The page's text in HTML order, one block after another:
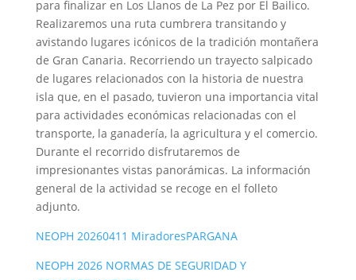
para finalizar en Los Llanos de La Pez por El Bailico.
Realizaremos una ruta cumbrera transitando y
avistando lugares icónicos de la tradición montañera
de Gran Canaria. Recorriendo un trayecto salpicado
de lugares relacionados con la historia de nuestra
isla que, en el pasado, tuvieron una importancia vital
para actividades económicas relacionadas con el
transporte, la ganadería, la agricultura y el comercio.
Durante el recorrido disfrutaremos de
impresionantes vistas panorámicas. La información
general de la actividad se recoge en el folleto
adjunto.
NEOPH 20260411 MiradoresPARGANA
NEOPH 2026 NORMAS DE SEGURIDAD Y